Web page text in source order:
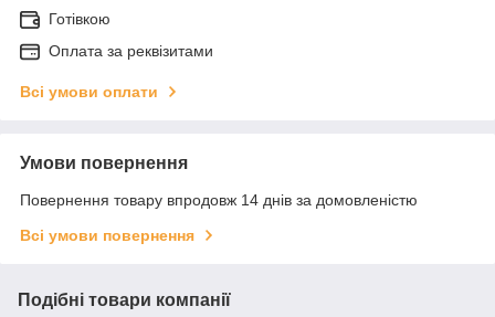
Готівкою
Оплата за реквізитами
Всі умови оплати
Умови повернення
Повернення товару впродовж 14 днів за домовленістю
Всі умови повернення
Подібні товари компанії